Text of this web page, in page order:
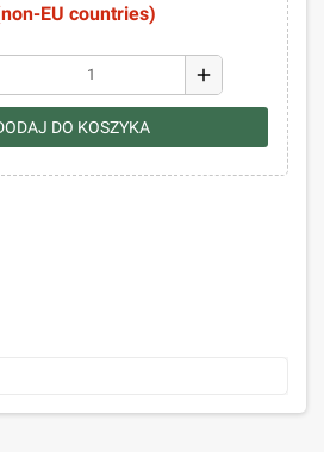
EU countries)
add
DO KOSZYKA